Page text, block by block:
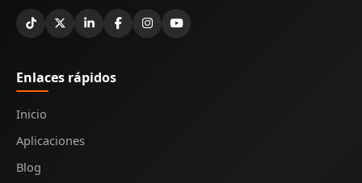
Enlaces rápidos
Inicio
Aplicaciones
Blog